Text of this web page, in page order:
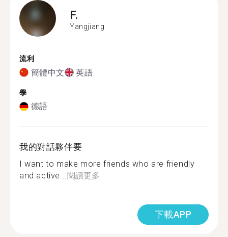
F.
Yangjiang
流利
簡體中文 英語
學
德語
我的對話夥伴要
I want to make more friends who are friendly
and active...閱讀更多
下載APP